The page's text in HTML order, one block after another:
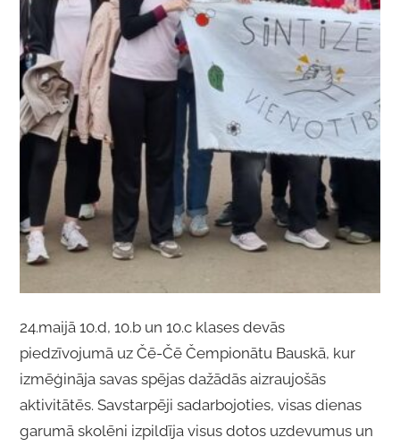
24.maijā 10.d, 10.b un 10.c klases devās
piedzīvojumā uz Čē-Čē Čempionātu Bauskā, kur
izmēģināja savas spējas dažādās aizraujošās
aktivitātēs. Savstarpēji sadarbojoties, visas dienas
garumā skolēni izpildīja visus dotos uzdevumus un